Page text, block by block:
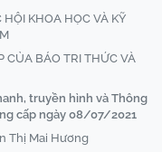
HỘI KHOA HỌC VÀ KỸ
CỦA BÁO TRI THỨC VÀ
truyền hình và Thông
cấp ngày 08/07/2021
Thị Mai Hương